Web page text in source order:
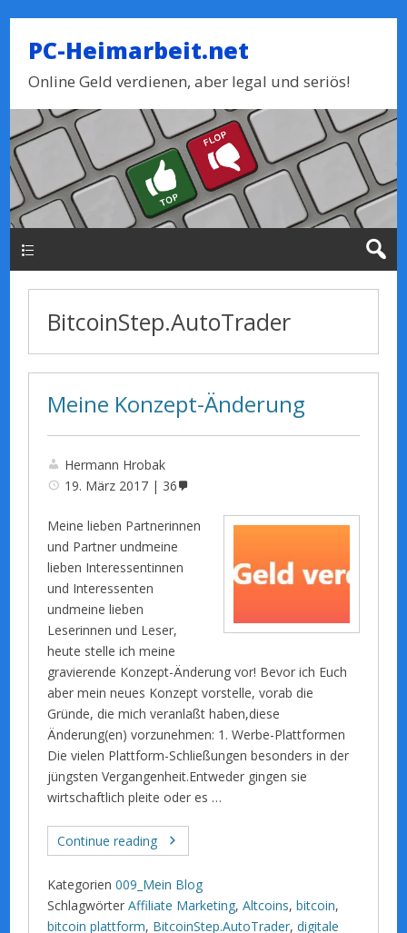
PC-Heimarbeit.net
Online Geld verdienen, aber legal und seriös!
BitcoinStep.AutoTrader
Meine Konzept-Änderung
Hermann Hrobak
19. März 2017
36
Meine lieben Partnerinnen
und Partner undmeine
lieben Interessentinnen
und Interessenten
undmeine lieben
Leserinnen und Leser,
heute stelle ich meine
gravierende Konzept-Änderung vor! Bevor ich Euch
aber mein neues Konzept vorstelle, vorab die
Gründe, die mich veranlaßt haben,diese
Änderung(en) vorzunehmen: 1. Werbe-Plattformen
Die vielen Plattform-Schließungen besonders in der
jüngsten Vergangenheit.Entweder gingen sie
wirtschaftlich pleite oder es …
Continue reading
Kategorien 009_Mein Blog
Schlagwörter Affiliate Marketing,Altcoins,bitcoin,
bitcoin plattform, BitcoinStep.AutoTrader,digitale